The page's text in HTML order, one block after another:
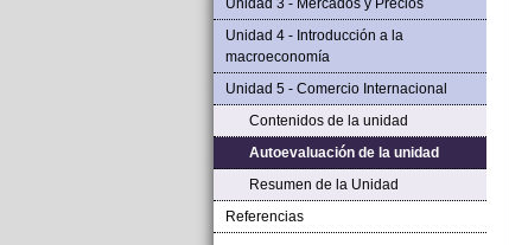
Unidad 3 - Mercados y Precios
Unidad 4 - Introducción a la
macroeconomía
Unidad 5 - Comercio Internacional
Contenidos de la unidad
Autoevaluación de la unidad
Resumen de la Unidad
Referencias